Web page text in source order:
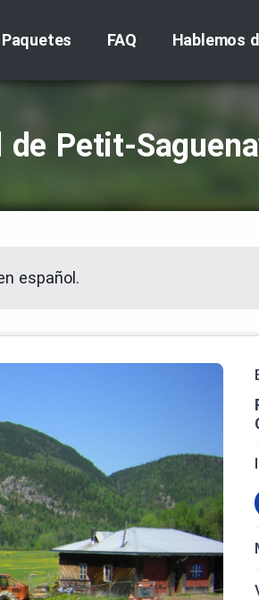
Paquetes FAQ Hablemos
español.